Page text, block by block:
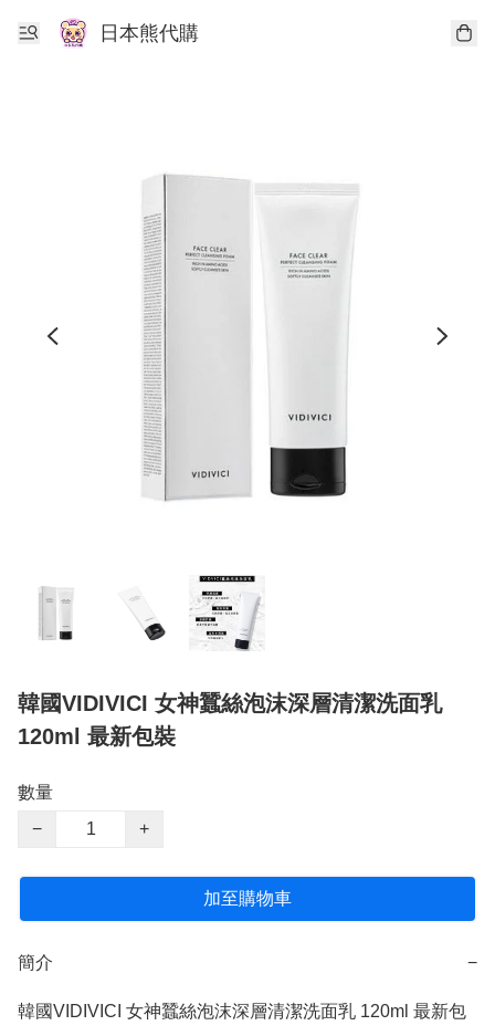
日本熊代購
韓國VIDIVICI 女神蠶絲泡沫深層清潔洗面乳
120ml 最新包裝
數量
−
+
加至購物車
簡介 −
韓國VIDIVICI 女神蠶絲泡沫深層清潔洗面乳 120ml 最新包